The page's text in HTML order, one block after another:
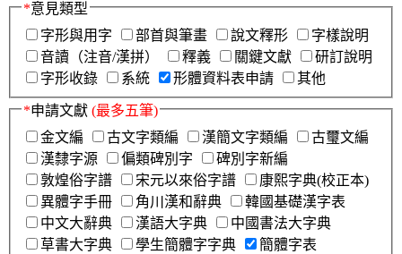
*意見類型
字形與用字
部首與筆畫 說文釋形
字樣說明
音讀（注音/漢拼）
釋義 關鍵文獻
研訂說明
字形收錄
系統 形體資料表申請 其他
*申請文獻 (最多五筆)
金文編
古文字類編 漢簡文字類編
古璽文編
漢隸字源
偏類碑別字
碑別字新編
敦煌俗字譜
宋元以來俗字譜
康熙字典(校正本)
異體字手冊
角川漢和辭典
韓國基礎漢字表
中文大辭典
漢語大字典
中國書法大字典
草書大字典
學生簡體字字典
簡體字表